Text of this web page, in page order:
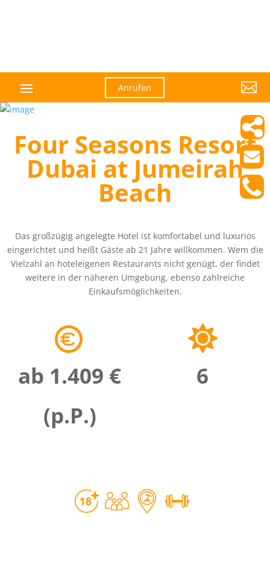
Anrufen 
Four Seasons Resort
Dubai at Jumeirah
Beach
Das großzügig angelegte Hotel ist komfortabel und luxuriös
eingerichtet und heißt Gäste ab 21 Jahre willkommen. Wem die
Vielzahl an hoteleigenen Restaurants nicht genügt, der findet
weitere in der näheren Umgebung, ebenso zahlreiche
Einkaufsmöglichkeiten.
ab 1.409 €
(p.P.)
6